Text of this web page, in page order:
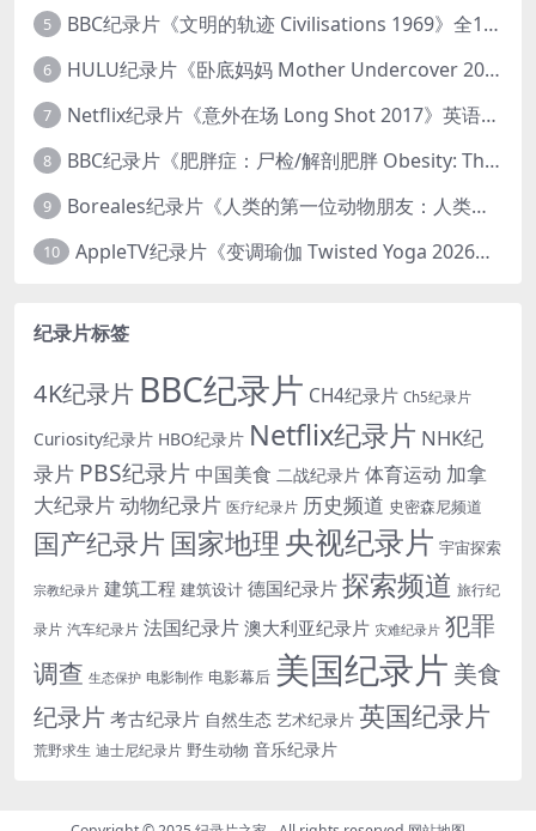
5 BBC纪录片《文明的轨迹 Civilisations 1969》全13集 英语中英双字 高清收藏版 1080P/MKV/64.1G 西方艺术史话
6 HULU纪录片《卧底妈妈 Mother Undercover 2023》全4集 英语中英双字 官方纯净版 1080P/MKV/7.6G 拯救孩子
7 Netflix纪录片《意外在场 Long Shot 2017》英语中字 720P/NKV/1.06GB 美国谋杀误判案件
8 BBC纪录片《肥胖症：尸检/解剖肥胖 Obesity: The Post Mortem 2016》英语中英双字 无水印纯净版 1080P/MKV/1.03G
9 Boreales纪录片《人类的第一位动物朋友：人类和狗的神奇故事 Man’s First Friend 2018》英语中英双字 1080P/MP4/1.8G 狗的神奇故事
10 AppleTV纪录片《变调瑜伽 Twisted Yoga 2026》全3集 英语中英双字 无水印纯净版 1080P/MKV/10G 瑜伽大师背后的真相
纪录片标签
4K纪录片 BBC纪录片 CH4纪录片 Ch5纪录片
Curiosity纪录片 HBO纪录片 Netflix纪录片 NHK纪
录片 PBS纪录片 中国美食 二战纪录片 体育运动 加拿
大纪录片动物纪录片 医疗纪录片 历史频道 史密森尼频道
国产纪录片 国家地理 央视纪录片 宇宙探索
宗教纪录片 建筑工程 建筑设计 德国纪录片 探索频道 旅行纪
录片 汽车纪录片 法国纪录片 澳大利亚纪录片 灾难纪录片 犯罪
调查 生态保护 电影制作 电影幕后 美国纪录片 美食
纪录片考古纪录片 自然生态 艺术纪录片 英国纪录片
荒野求生 迪士尼纪录片 野生动物 音乐纪录片